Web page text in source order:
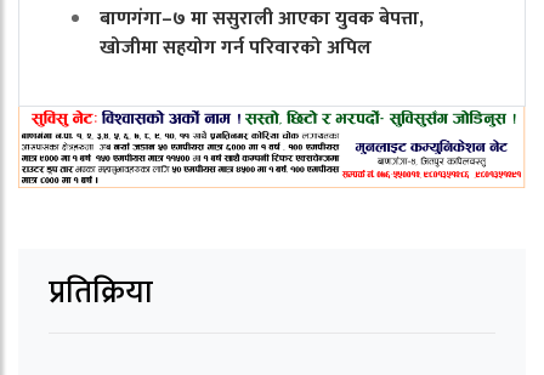
बाणगंगा–७ मा ससुराली आएका युवक बेपत्ता,
खोजीमा सहयोग गर्न परिवारको अपिल
प्रतिक्रिया